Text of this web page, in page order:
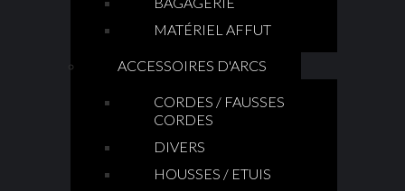
MATÉRIEL AFFUT
ACCESSOIRES D'ARCS
CORDES / FAUSSES
CORDES
DIVERS
HOUSSES / ETUIS